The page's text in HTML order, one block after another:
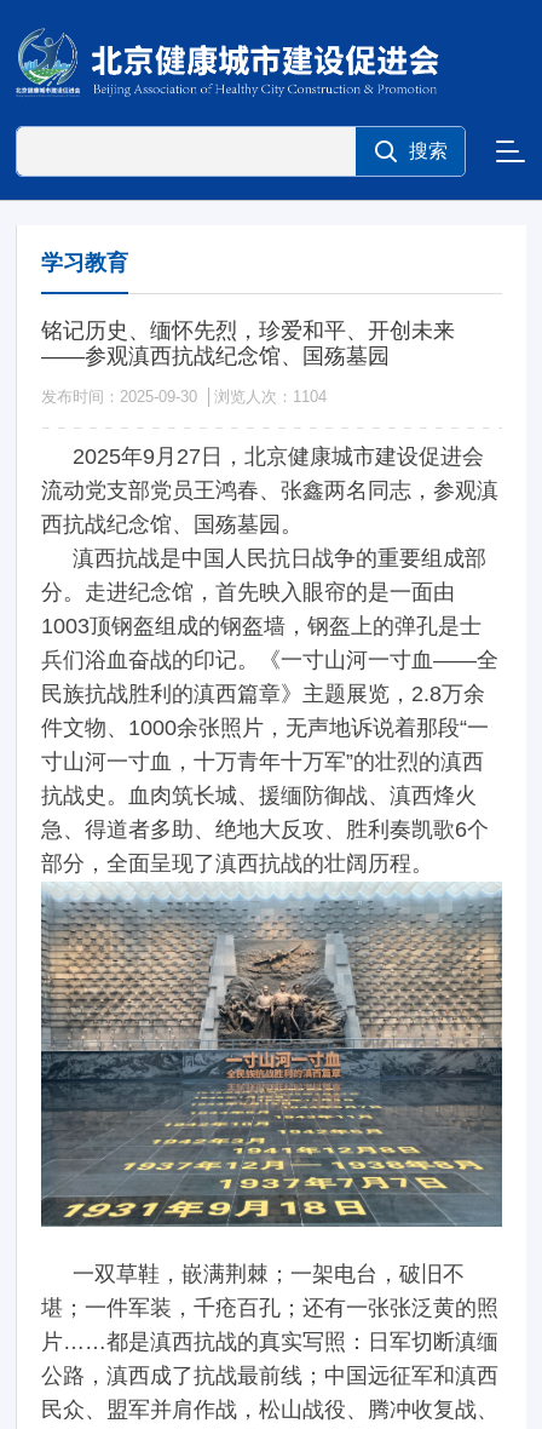
学习教育
铭记历史、缅怀先烈，珍爱和平、开创未来
——参观滇西抗战纪念馆、国殇墓园
发布时间：2025-09-30 浏览人次： 1104
2025年9月27日，北京健康城市建设促进会
流动党支部党员王鸿春、张鑫两名同志，参观滇
西抗战纪念馆、国殇墓园。
滇西抗战是中国人民抗日战争的重要组成部
分。走进纪念馆，首先映入眼帘的是一面由
1003顶钢盔组成的钢盔墙，钢盔上的弹孔是士
兵们浴血奋战的印记。《一寸山河一寸血——全
民族抗战胜利的滇西篇章》主题展览，2.8万余
件文物、1000余张照片，无声地诉说着那段“一
寸山河一寸血，十万青年十万军”的壮烈的滇西
抗战史。血肉筑长城、援缅防御战、滇西烽火
急、得道者多助、绝地大反攻、胜利奏凯歌6个
部分，全面呈现了滇西抗战的壮阔历程。
一双草鞋，嵌满荆棘；一架电台，破旧不
堪；一件军装，千疮百孔；还有一张张泛黄的照
片……都是滇西抗战的真实写照：日军切断滇缅
公路，滇西成了抗战最前线；中国远征军和滇西
民众、盟军并肩作战，松山战役、腾冲收复战、